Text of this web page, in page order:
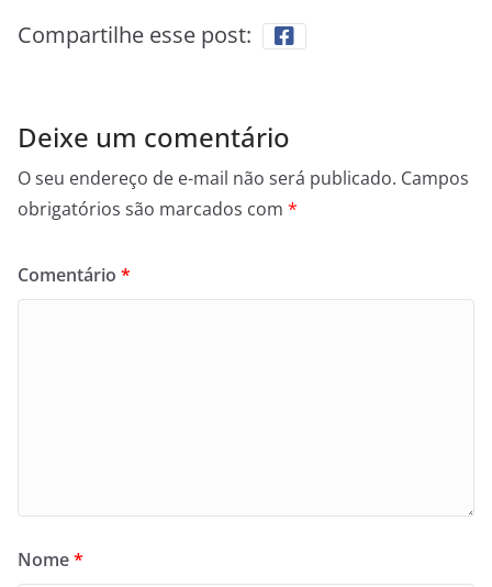
Compartilhe esse post:
Deixe um comentário
O seu endereço de e-mail não será publicado. Campos
obrigatórios são marcados com *
Comentário *
Nome*